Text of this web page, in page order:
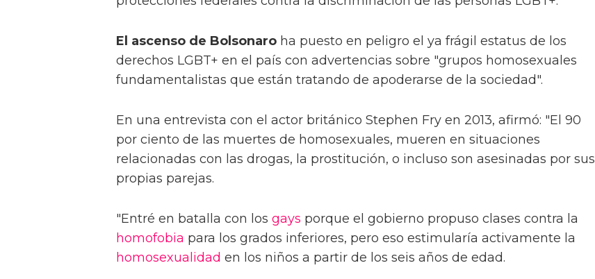
El ascenso de Bolsonaro ha puesto en peligro el ya frágil estatus de los
derechos LGBT+ en el país con advertencias sobre "grupos homosexuales
fundamentalistas que están tratando de apoderarse de la sociedad".
En una entrevista con el actor británico Stephen Fry en 2013, afirmó: "El 90
por ciento de las muertes de homosexuales, mueren en situaciones
relacionadas con las drogas, la prostitución, o incluso son asesinadas por sus
propias parejas.
"Entré en batalla con los gays porque el gobierno propuso clases contra la
homofobia para los grados inferiores, pero eso estimularía activamente la
homosexualidad en los niños a partir de los seis años de edad.